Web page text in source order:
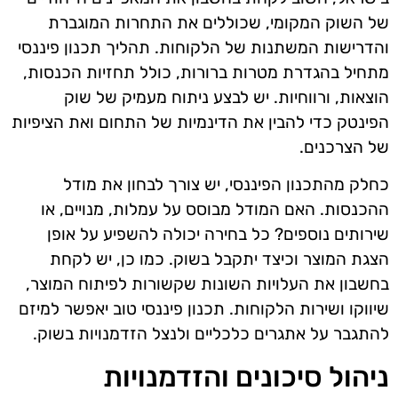
של השוק המקומי, שכוללים את התחרות המוגברת
והדרישות המשתנות של הלקוחות. תהליך תכנון פיננסי
מתחיל בהגדרת מטרות ברורות, כולל תחזיות הכנסות,
הוצאות, ורווחיות. יש לבצע ניתוח מעמיק של שוק
הפינטק כדי להבין את הדינמיות של התחום ואת הציפיות
של הצרכנים.
כחלק מהתכנון הפיננסי, יש צורך לבחון את מודל
ההכנסות. האם המודל מבוסס על עמלות, מנויים, או
שירותים נוספים? כל בחירה יכולה להשפיע על אופן
הצגת המוצר וכיצד יתקבל בשוק. כמו כן, יש לקחת
בחשבון את העלויות השונות שקשורות לפיתוח המוצר,
שיווקו ושירות הלקוחות. תכנון פיננסי טוב יאפשר למיזם
להתגבר על אתגרים כלכליים ולנצל הזדמנויות בשוק.
ניהול סיכונים והזדמנויות